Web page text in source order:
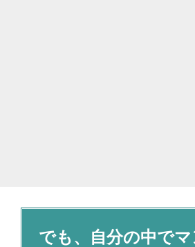
でも、自分の中で